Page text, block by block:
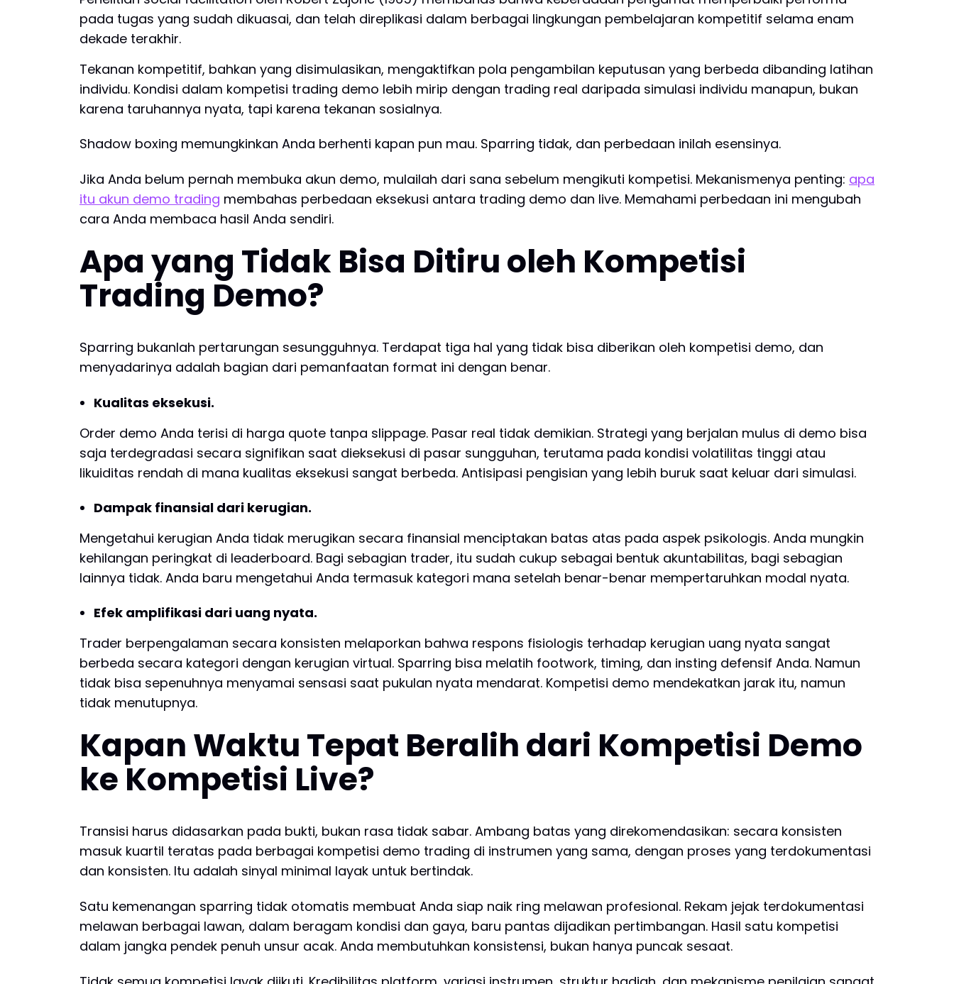
pada tugas yang sudah dikuasai, dan telah direplikasi dalam berbagai lingkungan pembelajaran kompetitif selama enam
dekade terakhir.
Tekanan kompetitif, bahkan yang disimulasikan, mengaktifkan pola pengambilan keputusan yang berbeda dibanding latihan
individu. Kondisi dalam kompetisi trading demo lebih mirip dengan trading real daripada simulasi individu manapun, bukan
karena taruhannya nyata, tapi karena tekanan sosialnya.
Shadow boxing memungkinkan Anda berhenti kapan pun mau. Sparring tidak, dan perbedaan inilah esensinya.
Jika Anda belum pernah membuka akun demo, mulailah dari sana sebelum mengikuti kompetisi. Mekanismenya penting: apa
itu akun demo trading membahas perbedaan eksekusi antara trading demo dan live. Memahami perbedaan ini mengubah
cara Anda membaca hasil Anda sendiri.
Apa yang Tidak Bisa Ditiru oleh Kompetisi
Trading Demo?
Sparring bukanlah pertarungan sesungguhnya. Terdapat tiga hal yang tidak bisa diberikan oleh kompetisi demo, dan
menyadarinya adalah bagian dari pemanfaatan format ini dengan benar.
Kualitas eksekusi.
Order demo Anda terisi di harga quote tanpa slippage. Pasar real tidak demikian. Strategi yang berjalan mulus di demo bisa
saja terdegradasi secara signifikan saat dieksekusi di pasar sungguhan, terutama pada kondisi volatilitas tinggi atau
likuiditas rendah di mana kualitas eksekusi sangat berbeda. Antisipasi pengisian yang lebih buruk saat keluar dari simulasi.
Dampak finansial dari kerugian.
Mengetahui kerugian Anda tidak merugikan secara finansial menciptakan batas atas pada aspek psikologis. Anda mungkin
kehilangan peringkat di leaderboard. Bagi sebagian trader, itu sudah cukup sebagai bentuk akuntabilitas, bagi sebagian
lainnya tidak. Anda baru mengetahui Anda termasuk kategori mana setelah benar-benar mempertaruhkan modal nyata.
Efek amplifikasi dari uang nyata.
Trader berpengalaman secara konsisten melaporkan bahwa respons fisiologis terhadap kerugian uang nyata sangat
berbeda secara kategori dengan kerugian virtual. Sparring bisa melatih footwork, timing, dan insting defensif Anda. Namun
tidak bisa sepenuhnya menyamai sensasi saat pukulan nyata mendarat. Kompetisi demo mendekatkan jarak itu, namun
tidak menutupnya.
Kapan Waktu Tepat Beralih dari Kompetisi Demo
ke Kompetisi Live?
Transisi harus didasarkan pada bukti, bukan rasa tidak sabar. Ambang batas yang direkomendasikan: secara konsisten
masuk kuartil teratas pada berbagai kompetisi demo trading di instrumen yang sama, dengan proses yang terdokumentasi
dan konsisten. Itu adalah sinyal minimal layak untuk bertindak.
Satu kemenangan sparring tidak otomatis membuat Anda siap naik ring melawan profesional. Rekam jejak terdokumentasi
melawan berbagai lawan, dalam beragam kondisi dan gaya, baru pantas dijadikan pertimbangan. Hasil satu kompetisi
dalam jangka pendek penuh unsur acak. Anda membutuhkan konsistensi, bukan hanya puncak sesaat.